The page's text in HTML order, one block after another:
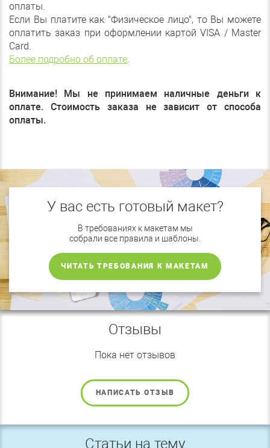
оплаты.
Если Вы платите как "Физическое лицо", то Вы можете
оплатить заказ при оформлении картой VISA / Master
Card.
Более подробно об оплате.
Внимание! Мы не принимаем наличные деньги к
оплате. Стоимость заказа не зависит от способа
оплаты.
У вас есть готовый макет?
В требованиях к макетам мы
собрали все правила и шаблоны.
ЧИТАТЬ ТРЕБОВАНИЯ К МАКЕТАМ
Отзывы
Пока нет отзывов
НАПИСАТЬ ОТЗЫВ
Статьи на тему